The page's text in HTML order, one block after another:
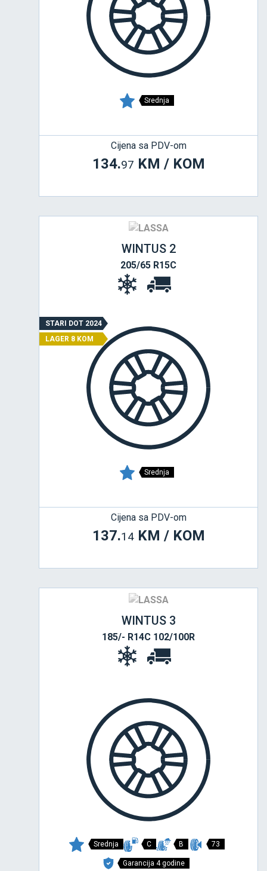
Srednja
Cijena sa PDV-om
134.97 KM / KOM
WINTUS 2
205/65 R15C
STARI DOT 2024
LAGER 8 KOM
Srednja
Cijena sa PDV-om
137.14KM / KOM
WINTUS 3
185/- R14C 102/100R
Srednja C B 73
Garancija 4 godine